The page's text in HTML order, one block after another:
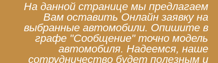
На данной странице мы предлагаем
Вам оставить Онлайн заявку на
выбранные автомобили. Опишите в
графе "Сообщение" точно модель
автомобиля. Надеемся, наше
сотрудничество будет полезным и